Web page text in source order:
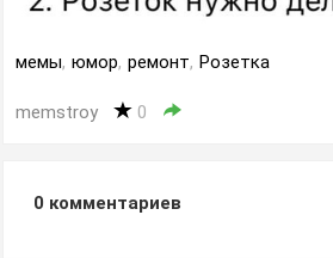
мемы, юмор, ремонт, Розетка
memstroy 0
0 комментариев